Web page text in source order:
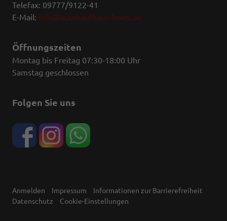
Telefax: 09777/9122-41
E-Mail: info@autokaufhausrhoen.de
Öffnungszeiten
Montag bis Freitag 07:30-18:00 Uhr
Samstag geschlossen
Folgen Sie uns
Anmelden Impressum
Informationen zur Barrierefreiheit
Datenschutz
Cookie-Einstellungen